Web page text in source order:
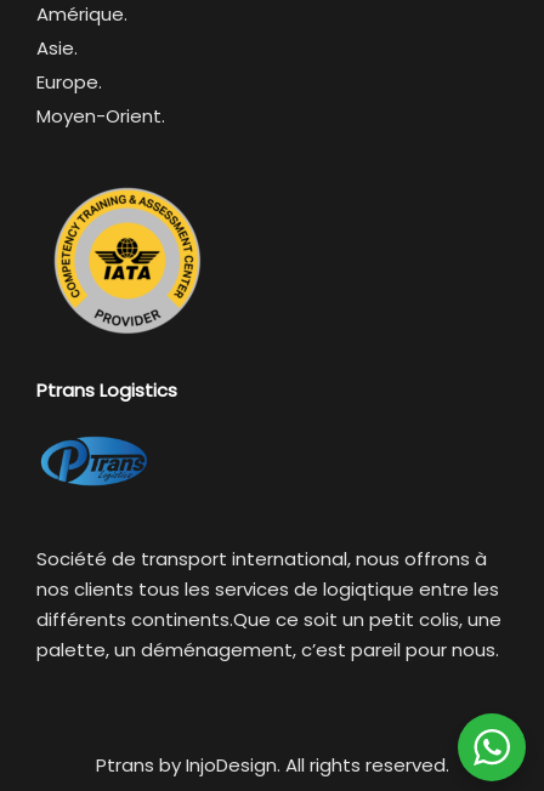
Amérique.
Asie.
Europe.
Moyen-Orient.
Ptrans Logistics
Société de transport international, nous offrons à
nos clients tous les services de logiqtique entre les
différents continents.Que ce soit un petit colis, une
palette, un déménagement, c’est pareil pour nous.
Ptrans by InjoDesign. All rights reserved.